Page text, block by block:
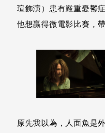
瑄飾演）患有嚴重憂鬱
他想贏得微電影比賽，
原先我以為，人面魚是